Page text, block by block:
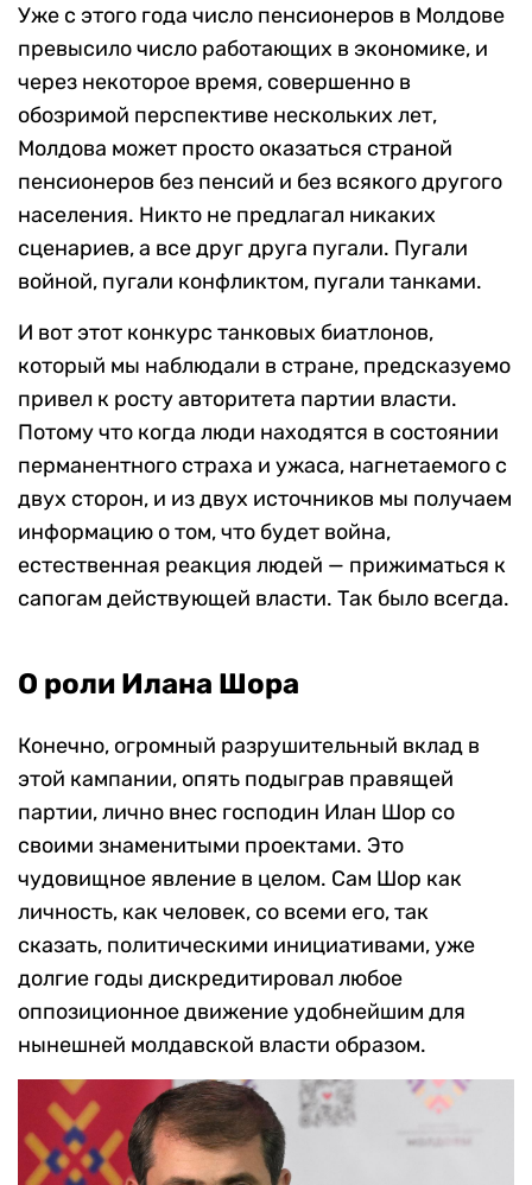
Уже с этого года число пенсионеров в Молдове
превысило число работающих в экономике, и
через некоторое время, совершенно в
обозримой перспективе нескольких лет,
Молдова может просто оказаться страной
пенсионеров без пенсий и без всякого другого
населения. Никто не предлагал никаких
сценариев, а все друг друга пугали. Пугали
войной, пугали конфликтом, пугали танками.
И вот этот конкурс танковых биатлонов,
который мы наблюдали в стране, предсказуемо
привел к росту авторитета партии власти.
Потому что когда люди находятся в состоянии
перманентного страха и ужаса, нагнетаемого с
двух сторон, и из двух источников мы получаем
информацию о том, что будет война,
естественная реакция людей — прижиматься к
сапогам действующей власти. Так было всегда.
О роли Илана Шора
Конечно, огромный разрушительный вклад в
этой кампании, опять подыграв правящей
партии, лично внес господин Илан Шор со
своими знаменитыми проектами. Это
чудовищное явление в целом. Сам Шор как
личность, как человек, со всеми его, так
сказать, политическими инициативами, уже
долгие годы дискредитировал любое
оппозиционное движение удобнейшим для
нынешней молдавской власти образом.